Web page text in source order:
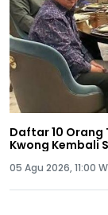
Daftar 10 Orang
Kwong Kembali
05 Agu 2026, 11:00